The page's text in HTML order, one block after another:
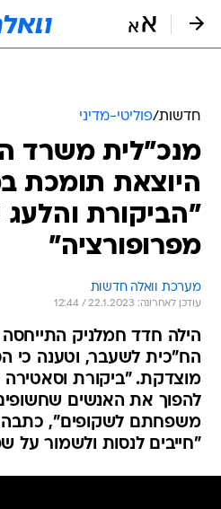
חדשות/פוליטי-מדיני
מנכ"לית משרד
היוצאת תומכת
"הביקורת והלעג
מפרופורציה"
מערכת וואלה חדשות
עודכן לאחרונה: 22.1.2023 / 12:44
הילה חדד חמלניק התייחסה
הח"כית לשעבר, וטענה כי
מוצדקת. "ביקורת וסאטירה
להפוך את האנשים
משפחתם לשקופים", כתבה
"חייבים לנסות ולשמור על